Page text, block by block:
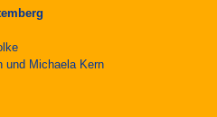
und Michaela Kern